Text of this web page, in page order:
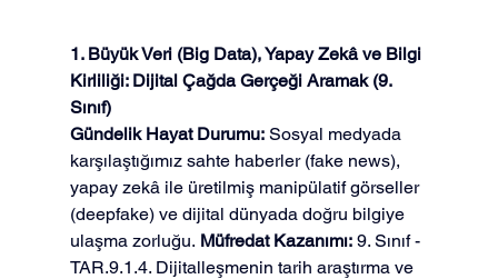
1. Büyük Veri (Big Data), Yapay Zekâ ve Bilgi
Kirliliği: Dijital Çağda Gerçeği Aramak (9.
Sınıf)
Gündelik Hayat Durumu: Sosyal medyada
karşılaştığımız sahte haberler (fake news),
yapay zekâ ile üretilmiş manipülatif görseller
(deepfake) ve dijital dünyada doğru bilgiye
ulaşma zorluğu. Müfredat Kazanımı: 9. Sınıf -
TAR.9.1.4. Dijitalleşmenin tarih araştırma ve